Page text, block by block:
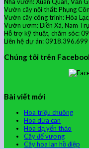
Vườn cây nội thất: Phụng
Vườn cây công trình: Hòa
Vườn ươm: Điền Xá, Nam
Hỗ trợ kỹ thuật, chăm sóc:
Liên hệ dự án: 0918.396.699
Chúng tôi trên
Bài viết mới
Hoa triệu chuông
Hoa dừa cạn
Hoa dạ yến thảo
Cây đế vương
Cây hoa lan hồ điệp